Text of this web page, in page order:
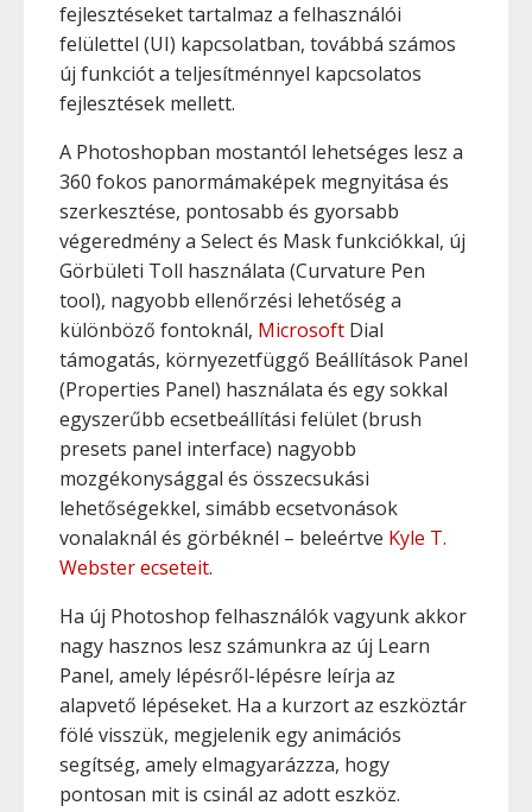
fejlesztéseket tartalmaz a felhasználói
felülettel (UI) kapcsolatban, továbbá számos
új funkciót a teljesítménnyel kapcsolatos
fejlesztések mellett.
A Photoshopban mostantól lehetséges lesz a
360 fokos panormámaképek megnyitása és
szerkesztése, pontosabb és gyorsabb
végeredmény a Select és Mask funkciókkal, új
Görbületi Toll használata (Curvature Pen
tool), nagyobb ellenőrzési lehetőség a
különböző fontoknál, Microsoft Dial
támogatás, környezetfüggő Beállítások Panel
(Properties Panel) használata és egy sokkal
egyszerűbb ecsetbeállítási felület (brush
presets panel interface) nagyobb
mozgékonysággal és összecsukási
lehetőségekkel, simább ecsetvonások
vonalaknál és görbéknél – beleértve Kyle T.
Webster ecseteit.
Ha új Photoshop felhasználók vagyunk akkor
nagy hasznos lesz számunkra az új Learn
Panel, amely lépésről-lépésre leírja az
alapvető lépéseket. Ha a kurzort az eszköztár
fölé visszük, megjelenik egy animációs
segítség, amely elmagyarázzza, hogy
pontosan mit is csinál az adott eszköz.